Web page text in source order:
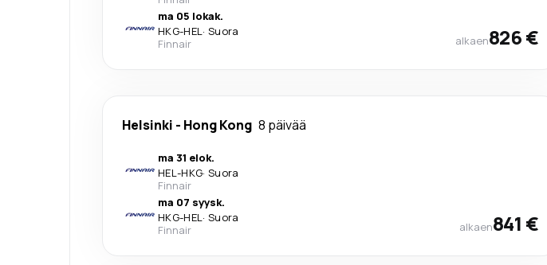
ma 05 lokak.
HKG-HEL· Suora
Finnair
alkaen826 €
Helsinki - Hong Kong 8 päivää
ma 31 elok.
HEL-HKG· Suora
Finnair
ma 07 syysk.
HKG-HEL· Suora
Finnair
alkaen841 €